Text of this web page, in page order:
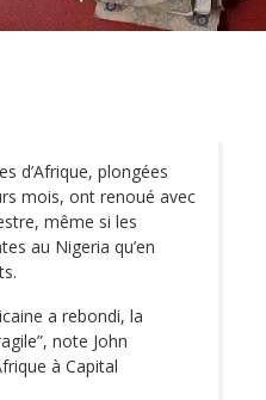
d’Afrique, plongées
mois, ont renoué avec
même si les
au Nigeria qu’en
a rebondi, la
note John
à Capital